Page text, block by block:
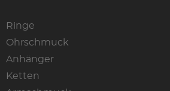
Ringe
Ohrschmuck
Anhänger
Ketten